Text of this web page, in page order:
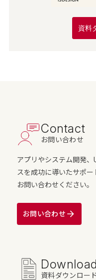
資料
Contact
お問い合わせ
アプリやシステム開発
スを成功に導いたサポ
お問い合わせください。
お問い合わせ
Download
資料ダウンロード